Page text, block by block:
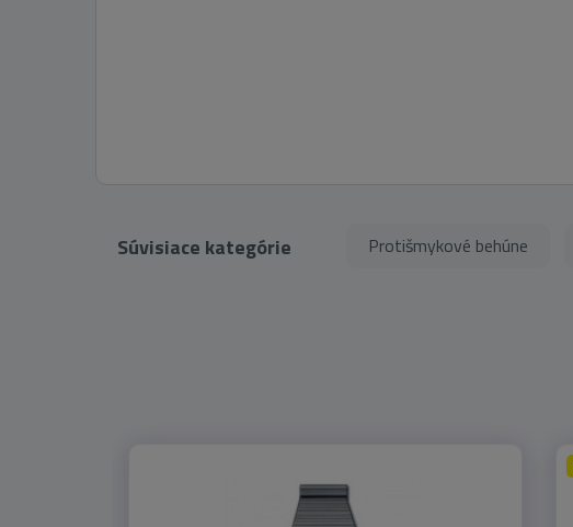
Súvisiace kategórie Protišmykové behúne